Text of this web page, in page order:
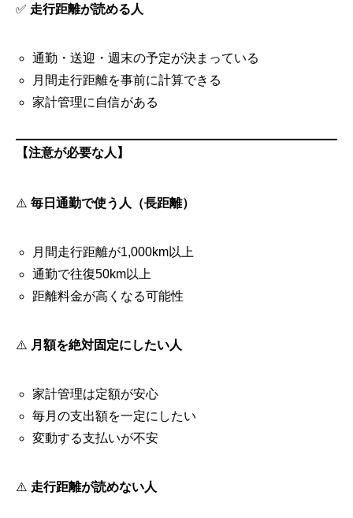
✅ 走行距離が読める人
通勤・送迎・週末の予定が決まっている
月間走行距離を事前に計算できる
家計管理に自信がある
【注意が必要な人】
⚠️ 毎日通勤で使う人（長距離）
月間走行距離が1,000km以上
通勤で往復50km以上
距離料金が高くなる可能性
⚠️ 月額を絶対固定にしたい人
家計管理は定額が安心
毎月の支出額を一定にしたい
変動する支払いが不安
⚠️ 走行距離が読めない人